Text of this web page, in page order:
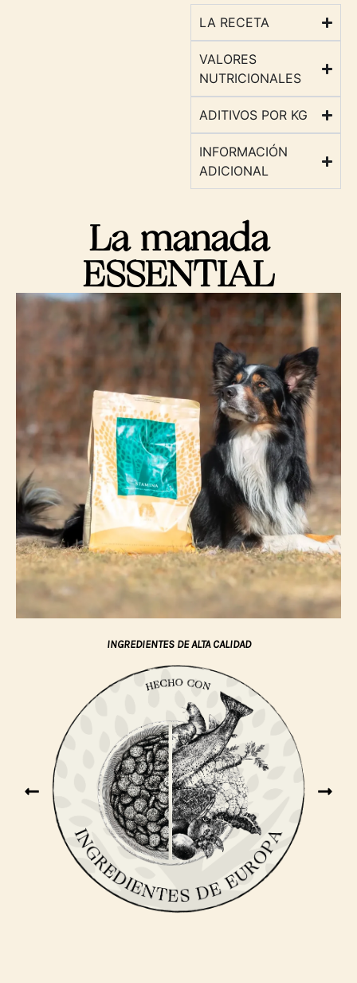
LA RECETA
VALORES
NUTRICIONALES
ADITIVOS POR KG
INFORMACIÓN
ADICIONAL
La manada
ESSENTIAL​
INGREDIENTES DE ALTA CALIDAD